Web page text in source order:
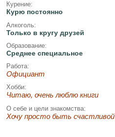
Курение:
Курю постоянно
Алкоголь:
Только в кругу друзей
Образование:
Среднее специальное
Работа:
Официант
Хобби:
Читаю, очень люблю книги
О себе и цели знакомства:
Хочу просто быть счастливой